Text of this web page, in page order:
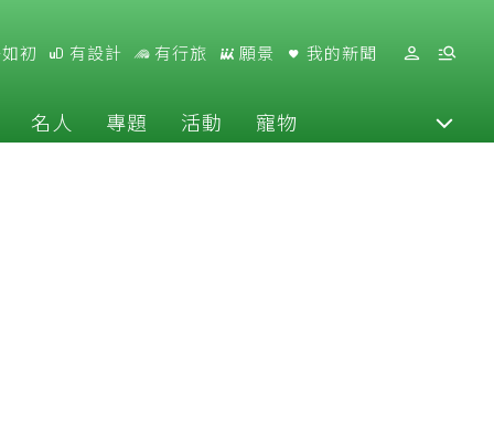
初 有設計 有行旅 願景 我的新聞
名人 專題 活動 寵物